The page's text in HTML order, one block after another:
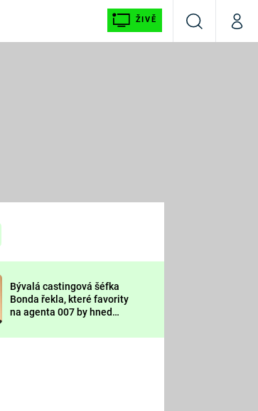
ŽIVĚ
VyhledáváníMůj
Prima LAJK
Sledujte nás
Bývalá castingová šéfka
Bonda řekla, které favority
na agenta 007 by hned